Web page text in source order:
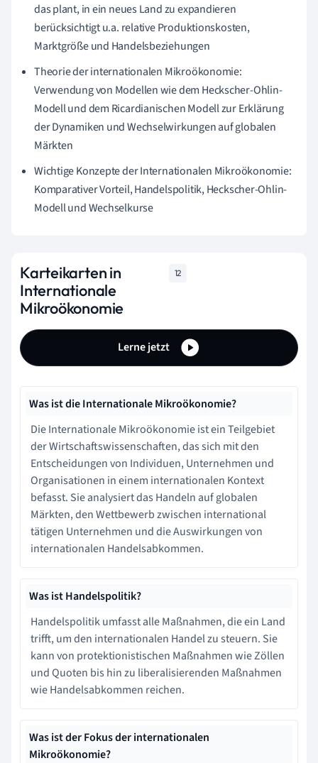
das plant, in ein neues Land zu expandieren
berücksichtigt u.a. relative Produktionskosten,
Marktgröße und Handelsbeziehungen
Theorie der internationalen Mikroökonomie:
Verwendung von Modellen wie dem Heckscher-Ohlin-
Modell und dem Ricardianischen Modell zur Erklärung
der Dynamiken und Wechselwirkungen auf globalen
Märkten
Wichtige Konzepte der Internationalen Mikroökonomie:
Komparativer Vorteil, Handelspolitik, Heckscher-Ohlin-
Modell und Wechselkurse
Karteikarten in
Internationale
Mikroökonomie
12
Lerne jetzt
Was ist die Internationale Mikroökonomie?
Die Internationale Mikroökonomie ist ein Teilgebiet
der Wirtschaftswissenschaften, das sich mit den
Entscheidungen von Individuen, Unternehmen und
Organisationen in einem internationalen Kontext
befasst. Sie analysiert das Handeln auf globalen
Märkten, den Wettbewerb zwischen international
tätigen Unternehmen und die Auswirkungen von
internationalen Handelsabkommen.
Was ist Handelspolitik?
Handelspolitik umfasst alle Maßnahmen, die ein Land
trifft, um den internationalen Handel zu steuern. Sie
kann von protektionistischen Maßnahmen wie Zöllen
und Quoten bis hin zu liberalisierenden Maßnahmen
wie Handelsabkommen reichen.
Was ist der Fokus der internationalen
Mikroökonomie?